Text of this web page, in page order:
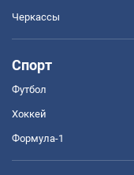
Черкассы
Спорт
Футбол
Хоккей
Формула-1